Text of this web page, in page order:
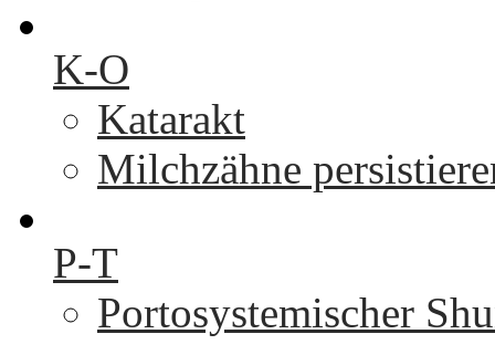
K-O
Katarakt
Milchzähne
P-T
Portosystemischer